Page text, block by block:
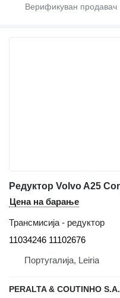
Цена на барање
Трансмисија - редуктор
11034246 11102676
Португалија, Leiria
PERALTA & COUTINHO S.A.